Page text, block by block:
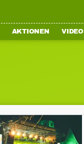
AKTIONEN VIDEO